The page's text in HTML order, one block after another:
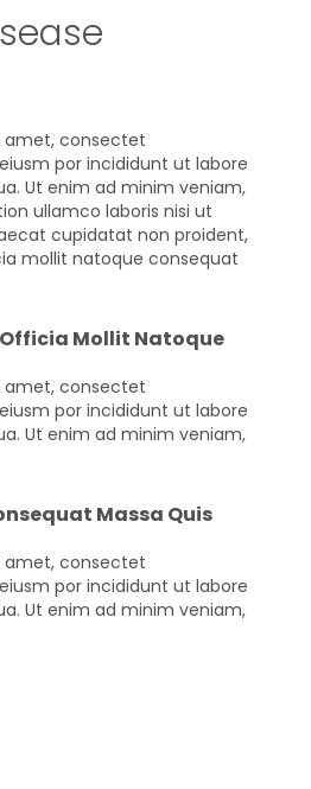
amet, consectet
por incididunt ut labore
Ut enim ad minim veniam,
ullamco laboris nisi ut
cupidatat non proident,
mollit natoque consequat
Mollit Natoque
amet, consectet
por incididunt ut labore
Ut enim ad minim veniam,
Massa Quis
amet, consectet
por incididunt ut labore
Ut enim ad minim veniam,